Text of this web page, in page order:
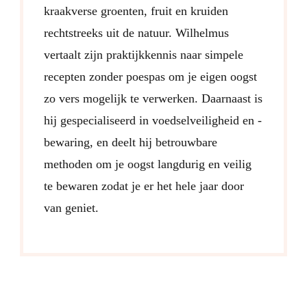
kraakverse groenten, fruit en kruiden
rechtstreeks uit de natuur. Wilhelmus
vertaalt zijn praktijkkennis naar simpele
recepten zonder poespas om je eigen oogst
zo vers mogelijk te verwerken. Daarnaast is
hij gespecialiseerd in voedselveiligheid en -
bewaring, en deelt hij betrouwbare
methoden om je oogst langdurig en veilig
te bewaren zodat je er het hele jaar door
van geniet.